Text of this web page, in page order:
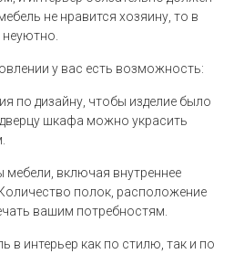
не нравится хозяину, то в
у вас есть возможность:
по дизайну, чтобы изделие было
шкафа можно украсить
мебели, включая внутреннее
полок, расположение
вашим потребностям.
в интерьер как по стилю, так и по